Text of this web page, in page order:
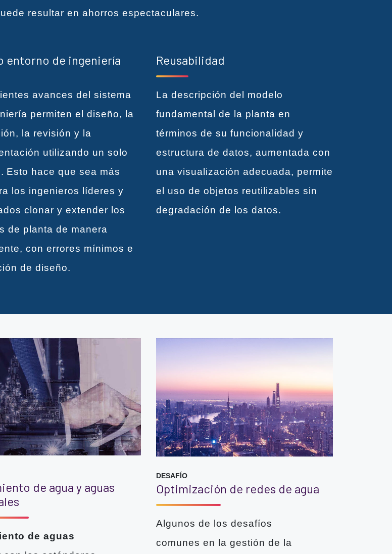
resultar en ahorros espectaculares.
entorno de ingeniería
avances del sistema
permiten el diseño, la
la revisión y la
utilizando un solo
Esto hace que sea más
los ingenieros líderes y
clonar y extender los
de planta de manera
con errores mínimos e
de diseño.
Reusabilidad
La descripción del modelo
fundamental de la planta en
términos de su funcionalidad y
estructura de datos, aumentada con
una visualización adecuada, permite
el uso de objetos reutilizables sin
degradación de los datos.
de agua y aguas
de aguas
DESAFÍO
Optimización de redes de agua
Algunos de los desafíos
comunes en la gestión de la